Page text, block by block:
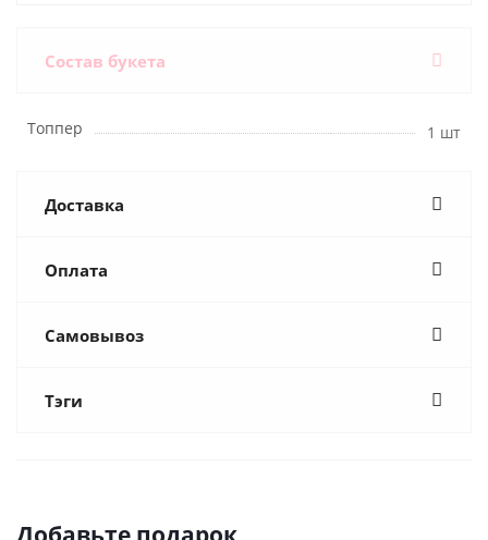
Состав букета
Топпер 1 шт
Доставка
Оплата
Самовывоз
Тэги